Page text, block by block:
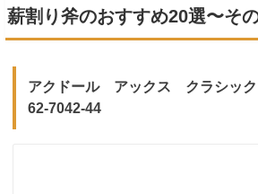
薪割り斧のおすすめ20選〜そ
アクドール アックス クラシック
62-7042-44